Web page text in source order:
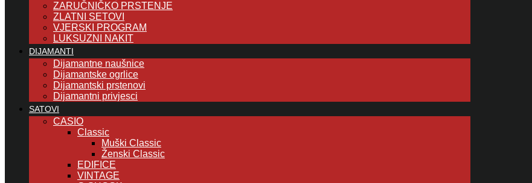
ZARUČNIČKO PRSTENJE
ZLATNI SETOVI
VJERSKI PROGRAM
LUKSUZNI NAKIT
DIJAMANTI
Dijamantne naušnice
Dijamantske ogrlice
Dijamantski prstenovi
Dijamantni privjesci
SATOVI
CASIO
Classic
Muški Classic
Ženski Classic
EDIFICE
VINTAGE